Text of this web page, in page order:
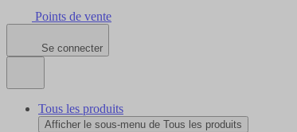
Points de vente
Se connecter
Tous les produits
Afficher le sous-menu de Tous les produits